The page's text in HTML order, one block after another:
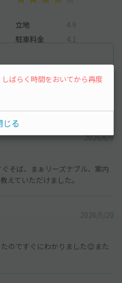
を発行の上ご利用いただく必要
にて【駐車券】をお受け取りく
」のある地下3Fまで向かい、
キッパのスタンプを押してもらっ
口で料金のお支払いが発生しま
員の案内で機械式スペースまで
必ずご確認ください”をご参照く
立地
4.9
駐車料金
4.1
27件
370件
2026/6/9
そば、まぁリーズナブル、案内
えていただけました。
2026/5/20
のですぐにわかりました😊また
ばらく時間をおいてから再度
じる